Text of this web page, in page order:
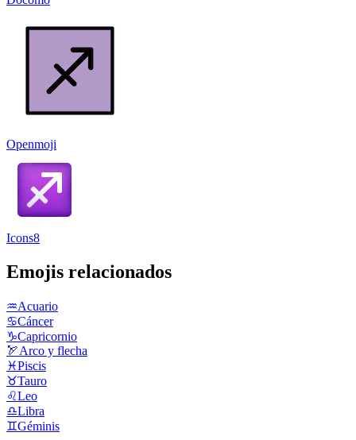
Openmoji
Icons8
Emojis relacionados
♒Acuario
♋Cáncer
♑Capricornio
🏹Arco y flecha
♓Piscis
♉Tauro
♌Leo
♎Libra
♊Géminis